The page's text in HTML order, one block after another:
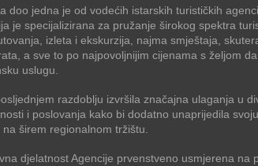
doo jedna je od vodećih istarskih turističkih
je specijalizirana za pružanje širokog spektra
izleta i ekskurzija, najma smještaja,
a sve to po najpovoljnijim cijenama s željom
uslugu.
razdoblju izvršila značajna ulaganja u
i poslovanja kako bi dodatno unaprijedila
širem regionalnom tržištu.
djelatnost Agencije prvenstveno usmjerena na